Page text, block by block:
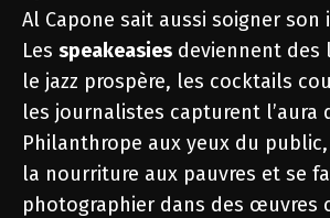
Al Capone sait aussi soigner son
Les speakeasies deviennent des
le jazz prospère, les cocktails
les journalistes capturent l’aura
Philanthrope aux yeux du
la nourriture aux pauvres et se
photographier dans des œuvres